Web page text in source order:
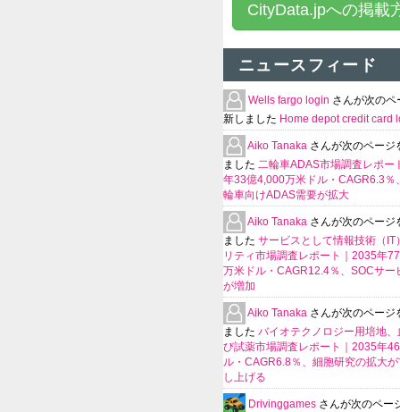
CityData.jpへの掲載
ニュースフィード
Wells fargo login さんが次のペ
新しました Home depot credit card
Aiko Tanaka さんが次のページ
ました 二輪車ADAS市場調査レポー
年33億4,000万米ドル・CAGR6.3％
輪車向けADAS需要が拡大
Aiko Tanaka さんが次のページ
ました サービスとして情報技術（IT
リティ市場調査レポート｜2035年
万米ドル・CAGR12.4％、SOCサー
が増加
Aiko Tanaka さんが次のページ
ました バイオテクノロジー用培地、
び試薬市場調査レポート｜2035年
ル・CAGR6.8％、細胞研究の拡大
し上げる
Drivinggames さんが次のペー